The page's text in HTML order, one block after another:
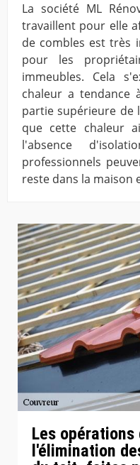
La société ML
travaillent pour elle
de combles est très
pour les
immeubles. Cela
chaleur a tendance
partie supérieure de
que cette chaleur
l'absence
professionnels
reste dans la maison
Les
l'élimination